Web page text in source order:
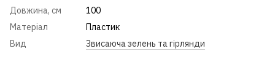
Довжина, см
100
Матеріал
Пластик
Вид
Звисаюча зелень та гірлянди